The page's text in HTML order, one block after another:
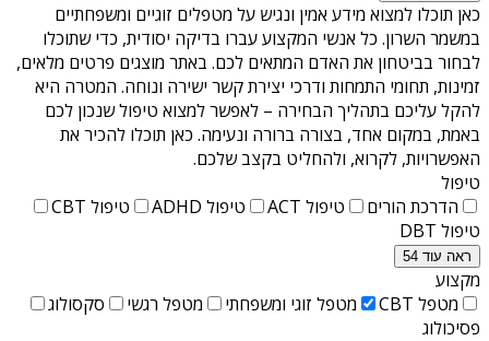
כאן תוכלו למצוא מידע אמין ונגיש על מטפלים זוגיים ומשפחתיים
במשמר השרון. כל אנשי המקצוע עברו בדיקה יסודית, כדי שתוכלו
לבחור בביטחון את האדם המתאים לכם. באתר מוצגים פרטים מלאים,
זמינות, תחומי התמחות ודרכי יצירת קשר ישירה ונוחה. המטרה היא
להקל עליכם בתהליך הבחירה – לאפשר למצוא טיפול שנכון לכם
באמת, במקום אחד, בצורה ברורה ונעימה. כאן תוכלו להכיר את
האפשרויות, לקרוא, ולהחליט בקצב שלכם.
טיפול
הדרכת הורים
טיפול ACT טיפול ADHD
טיפול CBT
טיפול DBT
ראה עוד 54
מקצוע
מטפל CBT
מטפל זוגי ומשפחתי מטפל רגשי
סקסולוג
פסיכולוג